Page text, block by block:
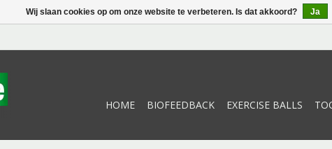
HOME BIOFEEDBACK EXERCISE BALLS
Wij slaan cookies op om onze website te verbeteren. Is dat akkoord? Ja